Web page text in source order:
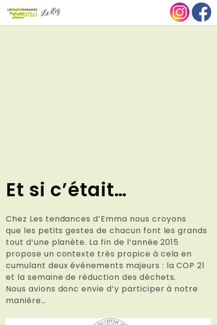
Aller
contenu
Et si c’était…
Chez Les tendances d’Emma nous croyons
que les petits gestes de chacun font les grands
tout d’une planète. La fin de l’année 2015
propose un contexte très propice à cela en
cumulant deux événements majeurs : la COP 21
et la semaine de réduction des déchets.
Nous avions donc envie d’y participer à notre
manière…